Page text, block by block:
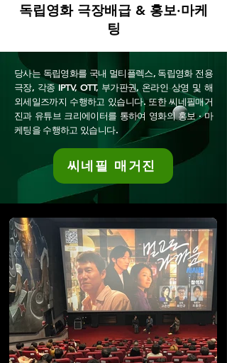
독립영화 극장배급 & 홍보·마케
팅
당사는 독립영화를 국내 멀티플렉스, 독립영화 전용
극장, 각종 IPTV, OTT, 부가판권, 온라인 상영 및 해
외세일즈까지 수행하고 있습니다. 또한 씨네필매거
진과 유튜브 크리에이터를 통하여 영화의 홍보 · 마
케팅을 수행하고 있습니다.
씨네필 매거진